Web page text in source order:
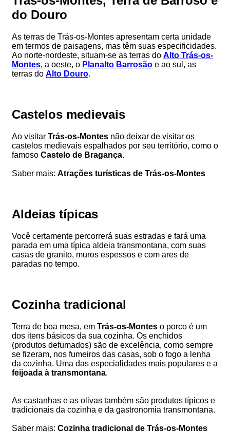
do Douro
As terras de Trás-os-Montes apresentam certa unidade
em termos de paisagens, mas têm suas especificidades.
Ao norte-nordeste, situam-se as terras do Alto Trás-os-
Montes, a oeste, o Planalto Barrosão e ao sul, as
terras do Alto Douro.
Castelos medievais
Ao visitar Trás-os-Montes não deixar de visitar os
castelos medievais espalhados por seu território, como o
famoso Castelo de Bragança.
Saber mais: Atrações turísticas de Trás-os-Montes
Aldeias típicas
Você certamente percorrerá suas estradas e fará uma
parada em uma típica aldeia transmontana, com suas
casas de granito, muros espessos e com ares de
paradas no tempo.
Cozinha tradicional
Terra de boa mesa, em Trás-os-Montes o porco é um
dos itens básicos da sua cozinha. Os enchidos
(produtos defumados) são de excelência, como sempre
se fizeram, nos fumeiros das casas, sob o fogo a lenha
da cozinha. Uma das especialidades mais populares e a
feijoada à transmontana.
As castanhas e as olivas também são produtos típicos e
tradicionais da cozinha e da gastronomia transmontana.
Saber mais: Cozinha tradicional de Trás-os-Montes